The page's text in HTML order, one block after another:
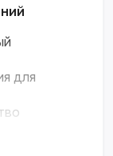
для